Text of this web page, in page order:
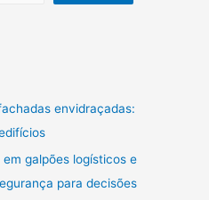
envidraçadas:
galpões logísticos e
para decisões